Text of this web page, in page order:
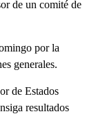
de un comité de
por la
generales.
de Estados
resultados